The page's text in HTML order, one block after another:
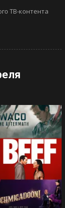
ТВ-контента